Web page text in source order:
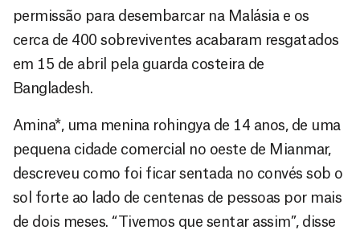
permissão para desembarcar na Malásia e os
cerca de 400 sobreviventes acabaram resgatados
em 15 de abril pela guarda costeira de
Bangladesh.
Amina*, uma menina rohingya de 14 anos, de uma
pequena cidade comercial no oeste de Mianmar,
descreveu como foi ficar sentada no convés sob o
sol forte ao lado de centenas de pessoas por mais
de dois meses. “Tivemos que sentar assim”, disse